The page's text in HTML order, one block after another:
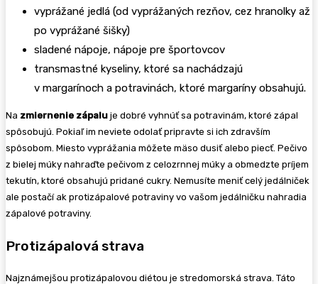
vyprážané jedlá (od vyprážaných rezňov, cez hranolky až
po vyprážané šišky)
sladené nápoje, nápoje pre športovcov
transmastné kyseliny, ktoré sa nachádzajú
v margarínoch a potravinách, ktoré margaríny obsahujú.
Na zmiernenie zápalu je dobré vyhnúť sa potravinám, ktoré zápal
spôsobujú. Pokiaľ im neviete odolať pripravte si ich zdravším
spôsobom. Miesto vyprážania môžete mäso dusiť alebo piecť. Pečivo
z bielej múky nahraďte pečivom z celozrnnej múky a obmedzte príjem
tekutín, ktoré obsahujú pridané cukry. Nemusíte meniť celý jedálniček
ale postačí ak protizápalové potraviny vo vašom jedálničku nahradia
zápalové potraviny.
Protizápalová strava
Najznámejšou protizápalovou diétou je stredomorská strava. Táto